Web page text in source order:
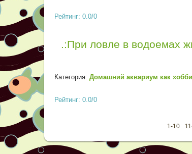
Рейтинг: 0.0/0
.:При ловле в водоемах
Категория: Домашний аквариум как хобби
Рейтинг: 0.0/0
1-10